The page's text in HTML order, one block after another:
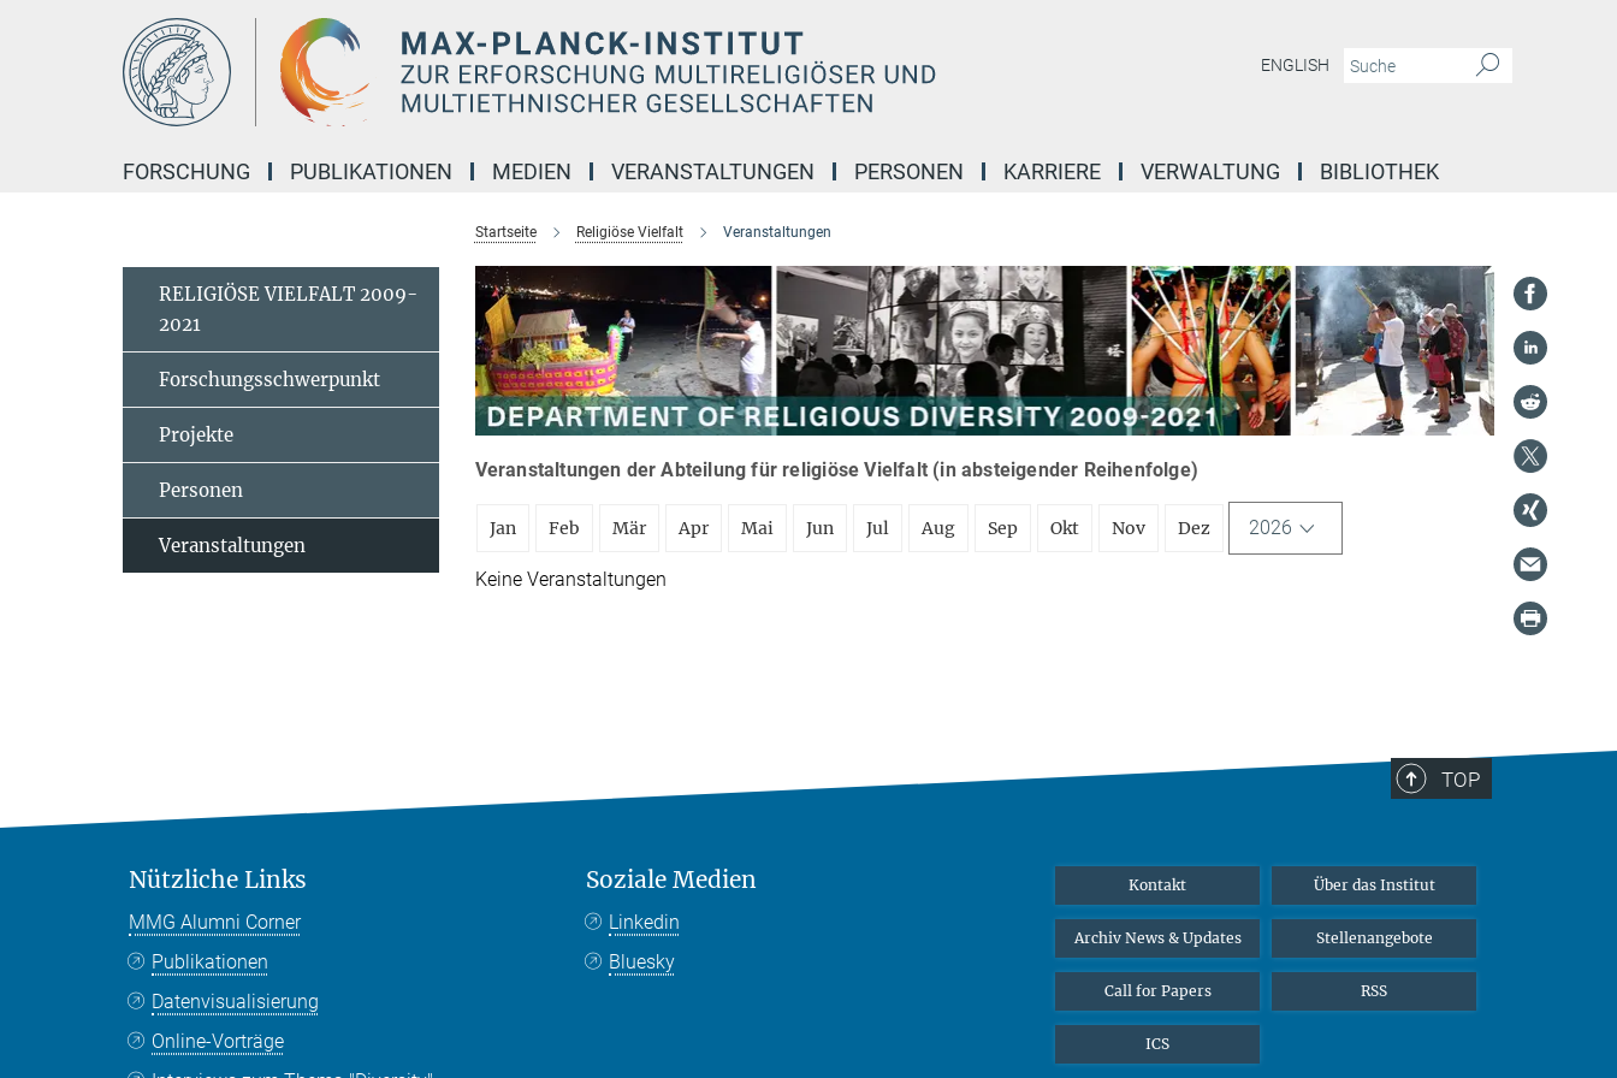
ENGLISH
FORSCHUNG PUBLIKATIONEN MEDIEN VERANSTALTUNGEN PERSONEN KARRIERE VERWALTUNG BIBLIOTHEK
Startseite Religiöse Vielfalt Veranstaltungen
Veranstaltungen der Abteilung für religiöse Vielfalt (in absteigender Reihenfolge)
Jan Feb Mär Apr Mai Jun Jul Aug Sep Okt Nov Dez 2026
Keine Veranstaltungen
RELIGIÖSE VIELFALT 2009-
2021
Forschungsschwerpunkt
Projekte
Personen
Veranstaltungen
TOP
Nützliche Links
MMG Alumni Corner
Publikationen
Datenvisualisierung
Online-Vorträge
Soziale Medien
Linkedin
Bluesky
Kontakt Über das Institut
Archiv News & Updates Stellenangebote
Call for Papers RSS
ICS